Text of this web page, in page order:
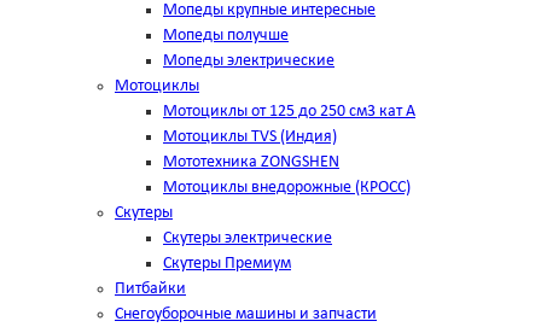
Мопеды крупные интересные
Мопеды получше
Мопеды электрические
Мотоциклы
Мотоциклы от 125 до 250 см3 кат А
Мотоциклы TVS (Индия)
Мототехника ZONGSHEN
Мотоциклы внедорожные (КРОСС)
Скутеры
Скутеры электрические
Скутеры Премиум
Питбайки
Снегоуборочные машины и запчасти